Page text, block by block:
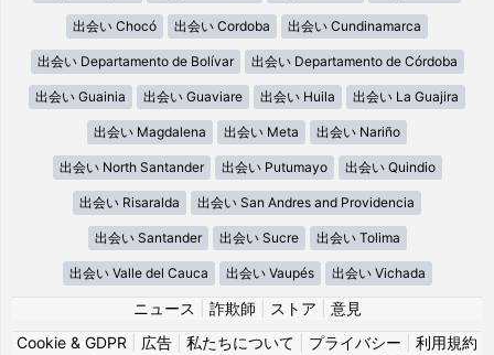
出会い Chocó 出会い Cordoba 出会い Cundinamarca
出会い Departamento de Bolívar 出会い Departamento de Córdoba
出会い Guainia 出会い Guaviare 出会い Huila 出会い La Guajira
出会い Magdalena 出会い Meta 出会い Nariño
出会い North Santander 出会い Putumayo 出会い Quindio
出会い Risaralda 出会い San Andres and Providencia
出会い Santander 出会い Sucre 出会い Tolima
出会い Valle del Cauca 出会い Vaupés 出会い Vichada
ニュース 詐欺師 ストア
意見
Cookie & GDPR
広告 私たちについて プライバシー
利用規約